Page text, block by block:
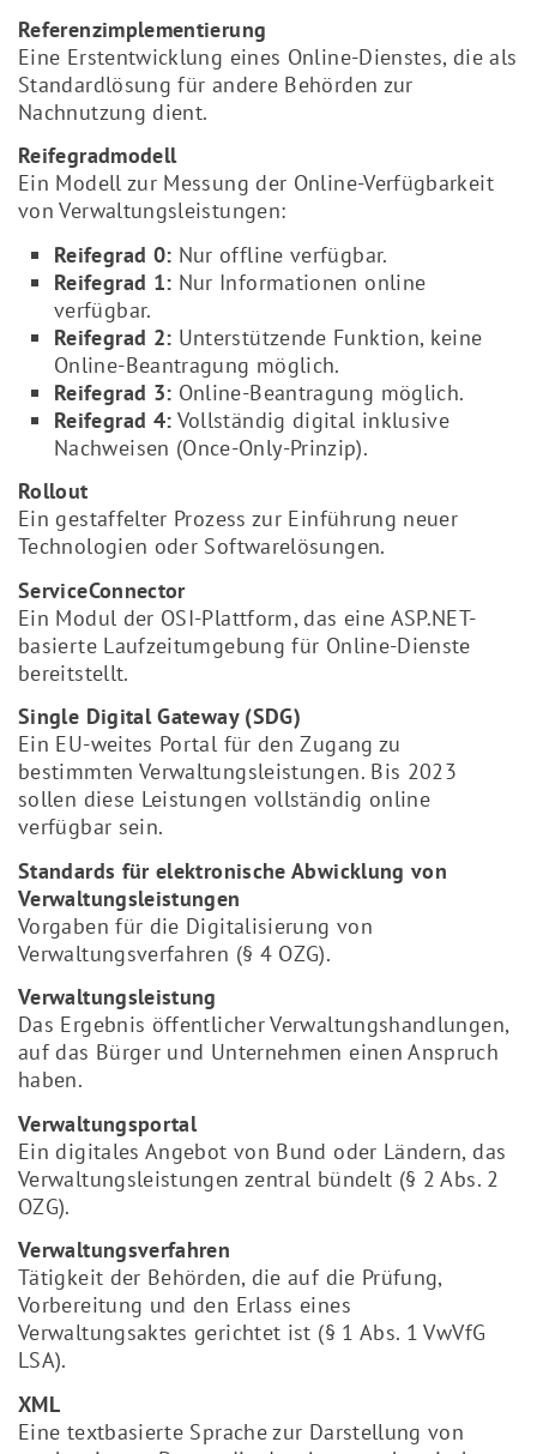
Referenzimplementierung
Eine Erstentwicklung eines Online-Dienstes, die als
Standardlösung für andere Behörden zur
Nachnutzung dient.
Reifegradmodell
Ein Modell zur Messung der Online-Verfügbarkeit
von Verwaltungsleistungen:
Reifegrad 0: Nur offline verfügbar.
Reifegrad 1: Nur Informationen online
verfügbar.
Reifegrad 2: Unterstützende Funktion, keine
Online-Beantragung möglich.
Reifegrad 3: Online-Beantragung möglich.
Reifegrad 4: Vollständig digital inklusive
Nachweisen (Once-Only-Prinzip).
Rollout
Ein gestaffelter Prozess zur Einführung neuer
Technologien oder Softwarelösungen.
ServiceConnector
Ein Modul der OSI-Plattform, das eine ASP.NET-
basierte Laufzeitumgebung für Online-Dienste
bereitstellt.
Single Digital Gateway (SDG)
Ein EU-weites Portal für den Zugang zu
bestimmten Verwaltungsleistungen. Bis 2023
sollen diese Leistungen vollständig online
verfügbar sein.
Standards für elektronische Abwicklung von
Verwaltungsleistungen
Vorgaben für die Digitalisierung von
Verwaltungsverfahren (§ 4 OZG).
Verwaltungsleistung
Das Ergebnis öffentlicher Verwaltungshandlungen,
auf das Bürger und Unternehmen einen Anspruch
haben.
Verwaltungsportal
Ein digitales Angebot von Bund oder Ländern, das
Verwaltungsleistungen zentral bündelt (§ 2 Abs. 2
OZG).
Verwaltungsverfahren
Tätigkeit der Behörden, die auf die Prüfung,
Vorbereitung und den Erlass eines
Verwaltungsaktes gerichtet ist (§ 1 Abs. 1 VwVfG
LSA).
XML
Eine textbasierte Sprache zur Darstellung von